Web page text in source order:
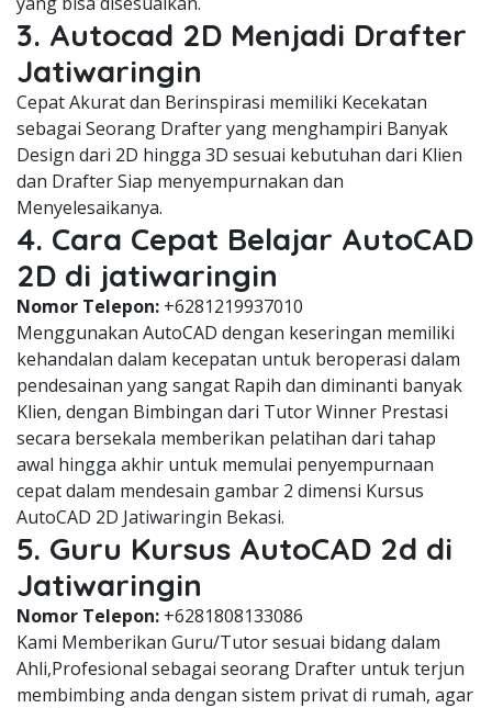
3. Autocad 2D Menjadi Drafter
Jatiwaringin
Cepat Akurat dan Berinspirasi memiliki Kecekatan
sebagai Seorang Drafter yang menghampiri Banyak
Design dari 2D hingga 3D sesuai kebutuhan dari Klien
dan Drafter Siap menyempurnakan dan
Menyelesaikanya.
4. Cara Cepat Belajar AutoCAD
2D di jatiwaringin
Nomor Telepon: +6281219937010
Menggunakan AutoCAD dengan keseringan memiliki
kehandalan dalam kecepatan untuk beroperasi dalam
pendesainan yang sangat Rapih dan diminanti banyak
Klien, dengan Bimbingan dari Tutor Winner Prestasi
secara bersekala memberikan pelatihan dari tahap
awal hingga akhir untuk memulai penyempurnaan
cepat dalam mendesain gambar 2 dimensi Kursus
AutoCAD 2D Jatiwaringin Bekasi.
5. Guru Kursus AutoCAD 2d di
Jatiwaringin
Nomor Telepon: +6281808133086
Kami Memberikan Guru/Tutor sesuai bidang dalam
Ahli,Profesional sebagai seorang Drafter untuk terjun
membimbing anda dengan sistem privat di rumah, agar